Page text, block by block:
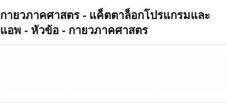
กายวภาคศาสตร - แค็ตตาล็อกโปรแกรมและ
แอพ - หัวข้อ - กายวภาคศาสตร